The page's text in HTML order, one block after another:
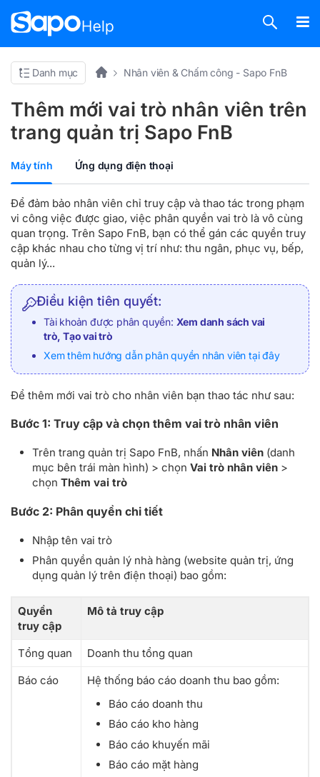
Danh mục Nhân viên & Chấm công - Sapo FnB
Thêm mới vai trò nhân viên trên
trang quản trị Sapo FnB
Máy tính Ứng dụng điện thoại
Để đảm bảo nhân viên chỉ truy cập và thao tác trong phạm
vi công việc được giao, việc phân quyền vai trò là vô cùng
quan trọng. Trên Sapo FnB, bạn có thể gán các quyền truy
cập khác nhau cho từng vị trí như: thu ngân, phục vụ, bếp,
quản lý...
Điều kiện tiên quyết:
Tài khoản được phân quyền: Xem danh sách vai
trò, Tạo vai trò
Xem thêm hướng dẫn phân quyền nhân viên tại đây
Để thêm mới vai trò cho nhân viên bạn thao tác như sau:
Bước 1: Truy cập và chọn thêm vai trò nhân viên
Trên trang quản trị Sapo FnB, nhấn Nhân viên (danh
mục bên trái màn hình) > chọn Vai trò nhân viên >
chọn Thêm vai trò
Bước 2: Phân quyền chi tiết
Nhập tên vai trò
Phân quyền quản lý nhà hàng (website quản trị, ứng
dụng quản lý trên điện thoại) bao gồm:
Quyền
truy cập
Mô tả truy cập
Tổng quan
Doanh thu tổng quan
Báo cáo
Hệ thống báo cáo doanh thu bao gồm:
Báo cáo doanh thu
Báo cáo kho hàng
Báo cáo khuyến mãi
Báo cáo mặt hàng